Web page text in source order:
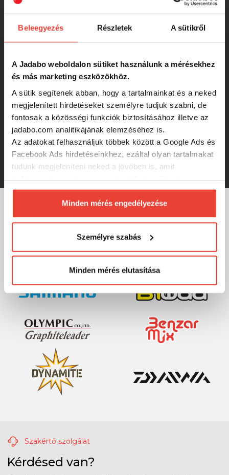
Beleegyezés Részletek A sütikről
A Jadabo weboldalon sütiket használunk a mérésekhez
és más marketing eszközökhöz.
A sütik segítenek abban, hogy a tartalmainkat és a neked
megjelenített hirdetéseket személyre tudjuk szabni, de
fontosak a közösségi funkciók biztosításához illetve az
jadabo.com analitikájának elemzéséhez is.
Az adatokat felhasználjuk többek között a Google Ads és
Facebook Ads hirdetéseinkhez, ezáltal olyan tartalmakat
tudunk megjeleníteni neked a jövőben is, amit
biztosításához arra kérünk, hogy engedd meg
számunkra minden mérés használatát.
Természetesensoha semmilyen formában nem fogunk
megváltoztathatod a döntésed ezzel kapcsolatban.
Előre is köszönjük!
Minden mérés engedélyezése
Személyre szabás
Minden mérés elutasítása
horgászsapka, zöld
1 990 Ft
Livetarget Black Trucker Cap -
Embroidery Patch - 114
1 790 Ft
MÁRKÁINK
Szakértő szolgálat
Kérdésed van?